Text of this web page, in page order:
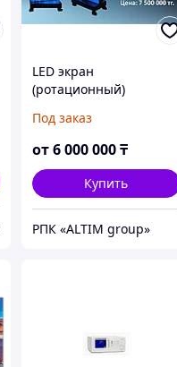
LED экран
(ротационный)
Под заказ
от6 000 000₸
Купить
РПК «ALTIM group»